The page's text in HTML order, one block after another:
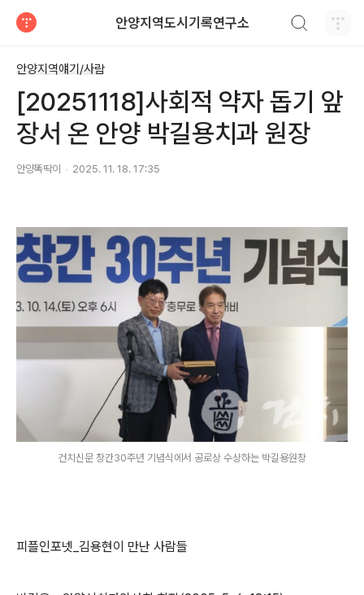
안양지역도시기록연구소
안양지역얘기/사람
[20251118]사회적 약자 돕기 앞
장서 온 안양 박길용치과 원장
안양똑딱이 2025. 11. 18. 17:35
건치신문 창간30주년 기념식에서 공로상 수상하는 박길용원장
피플인포넷 김용현이 만난 사람들